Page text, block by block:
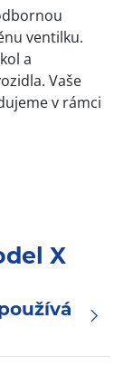
ventilku.
a
Vaše
v rámci
X